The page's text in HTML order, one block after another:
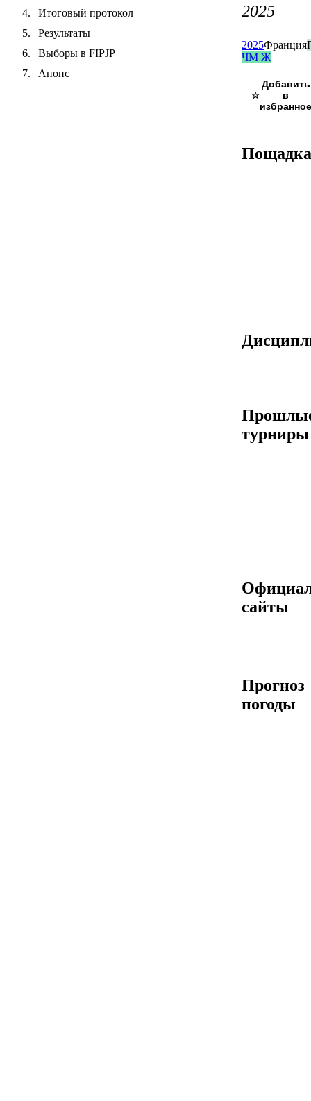
Итоговый протокол
Результаты
Выборы в FIPJP
Анонс
2025
2025Франция
ЧМ Ж
☆
Пощадка
турниры
сайты
Прогноз
погоды